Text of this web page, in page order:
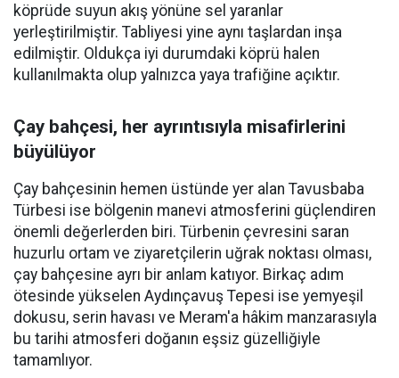
köprüde suyun akış yönüne sel yaranlar
yerleştirilmiştir. Tabliyesi yine aynı taşlardan inşa
edilmiştir. Oldukça iyi durumdaki köprü halen
kullanılmakta olup yalnızca yaya trafiğine açıktır.
Çay bahçesi, her ayrıntısıyla misafirlerini
büyülüyor
Çay bahçesinin hemen üstünde yer alan Tavusbaba
Türbesi ise bölgenin manevi atmosferini güçlendiren
önemli değerlerden biri. Türbenin çevresini saran
huzurlu ortam ve ziyaretçilerin uğrak noktası olması,
çay bahçesine ayrı bir anlam katıyor. Birkaç adım
ötesinde yükselen Aydınçavuş Tepesi ise yemyeşil
dokusu, serin havası ve Meram'a hâkim manzarasıyla
bu tarihi atmosferi doğanın eşsiz güzelliğiyle
tamamlıyor.